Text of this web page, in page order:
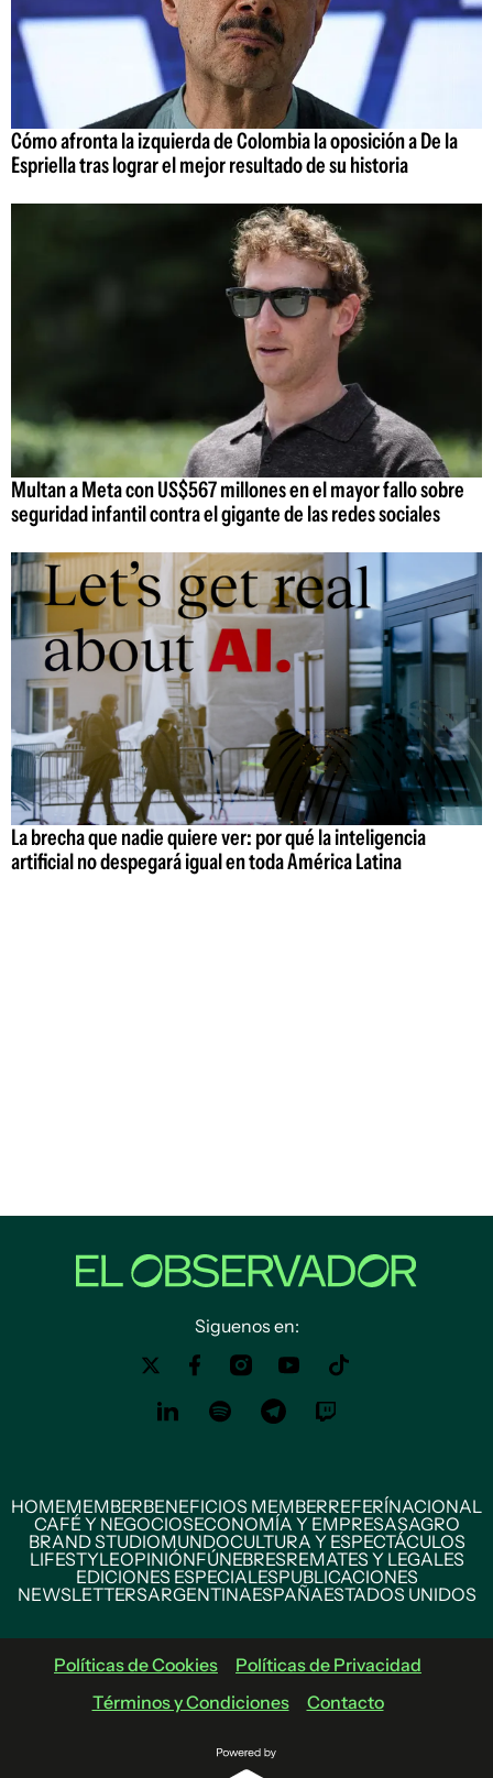
Cómo afronta la izquierda de Colombia la oposición a De la
Espriella tras lograr el mejor resultado de su historia
Multan a Meta con US$567 millones en el mayor fallo sobre
seguridad infantil contra el gigante de las redes sociales
La brecha que nadie quiere ver: por qué la inteligencia
artificial no despegará igual en toda América Latina
Siguenos en:
HOMEMEMBERBENEFICIOS MEMBERREFERÍNACIONAL
CAFÉ Y NEGOCIOSECONOMÍA Y EMPRESASAGRO
BRAND STUDIOMUNDOCULTURA Y ESPECTÁCULOS
LIFESTYLEOPINIÓNFÚNEBRESREMATES Y LEGALES
EDICIONES ESPECIALESPUBLICACIONES
NEWSLETTERSARGENTINAESPAÑAESTADOS UNIDOS
Políticas de Cookies
Políticas de Privacidad
Términos y Condiciones
Contacto